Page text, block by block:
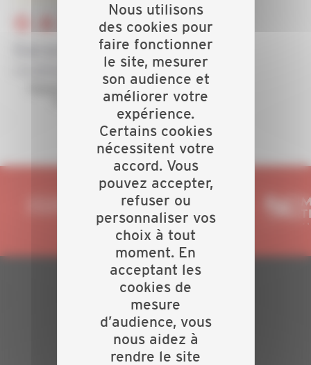
PLAN DU SITE
Actualités
Evénements
Présentation
Nous utilisons
des cookies pour
faire fonctionner
le site, mesurer
son audience et
améliorer votre
expérience.
Certains cookies
nécessitent votre
accord. Vous
pouvez accepter,
refuser ou
personnaliser vos
choix à tout
moment. En
acceptant les
cookies de
mesure
d’audience, vous
nous aidez à
rendre le site